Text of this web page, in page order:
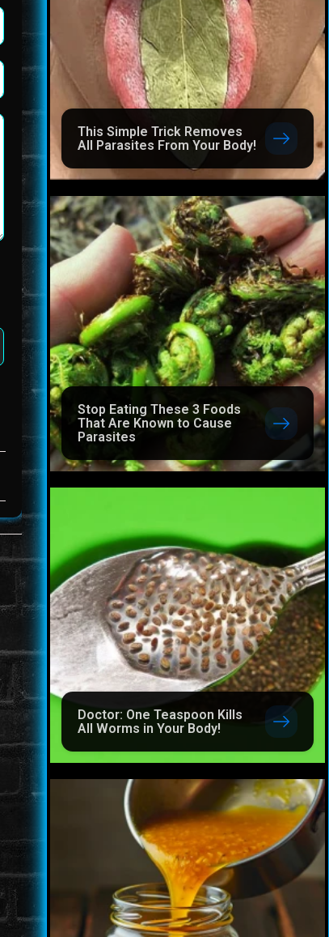
This Simple Trick Removes
All Parasites From Your Body!
Stop Eating These 3 Foods
That Are Known to Cause
Parasites
Doctor: One Teaspoon Kills
All Worms in Your Body!